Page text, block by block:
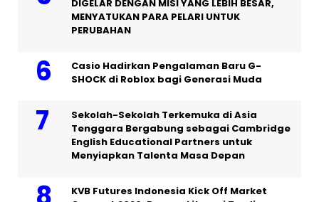
DIGELAR DENGAN MISI YANG LEBIH BESAR,
MENYATUKAN PARA PELARI UNTUK
PERUBAHAN
Casio Hadirkan Pengalaman Baru G-
SHOCK di Roblox bagi Generasi Muda
Sekolah-Sekolah Terkemuka di Asia
Tenggara Bergabung sebagai Cambridge
English Educational Partners untuk
Menyiapkan Talenta Masa Depan
KVB Futures Indonesia Kick Off Market